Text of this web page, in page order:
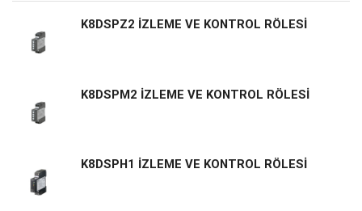
K8DSPZ2 İZLEME VE KONTROL RÖLESİ
K8DSPM2 İZLEME VE KONTROL RÖLESİ
K8DSPH1 İZLEME VE KONTROL RÖLESİ